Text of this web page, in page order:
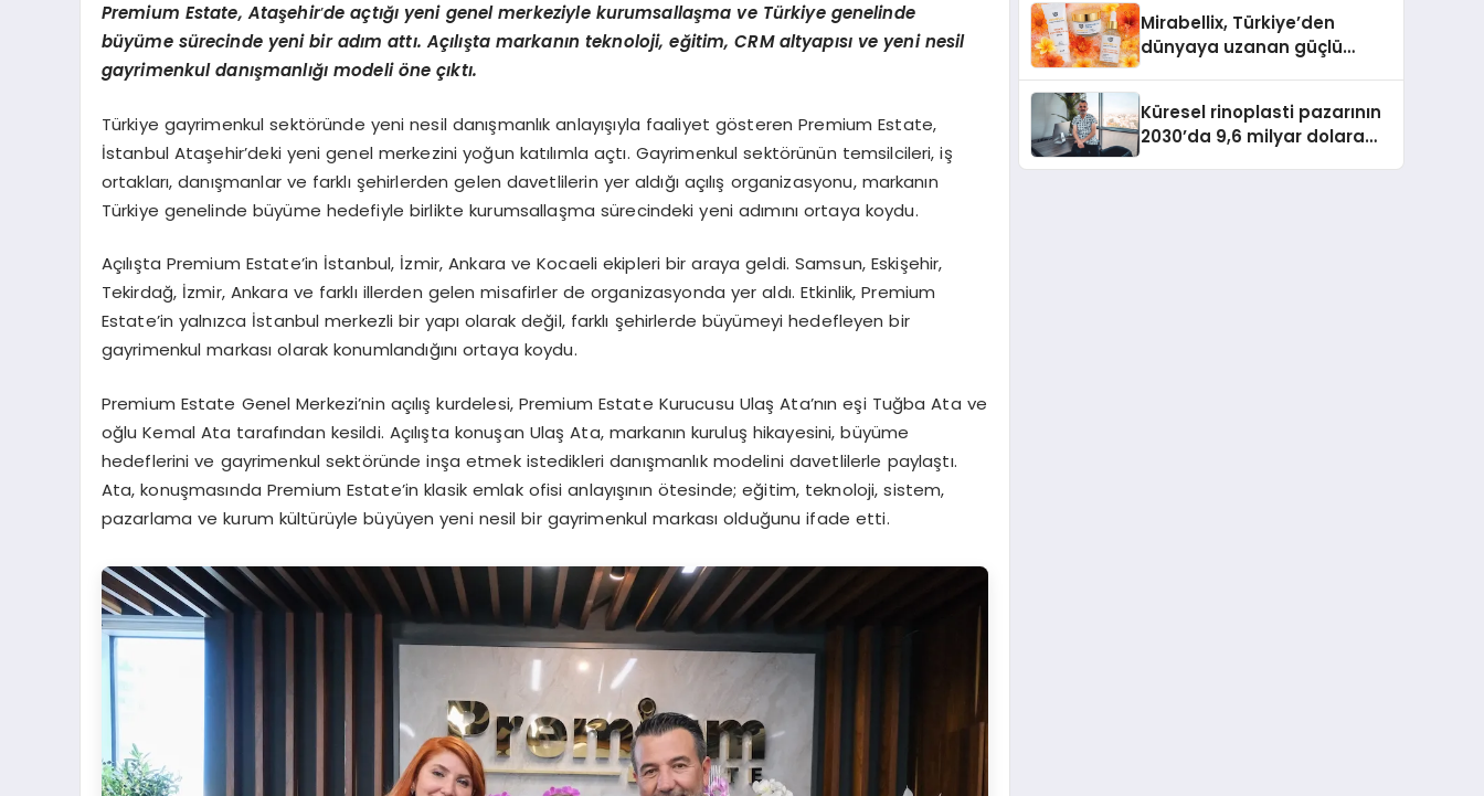
Premium Estate, Ataşehir’de açtığı yeni genel merkeziyle kurumsallaşma ve Türkiye genelinde
büyüme sürecinde yeni bir adım attı. Açılışta markanın teknoloji, eğitim, CRM altyapısı ve yeni nesil
gayrimenkul danışmanlığı modeli öne çıktı.
Türkiye gayrimenkul sektöründe yeni nesil danışmanlık anlayışıyla faaliyet gösteren Premium Estate,
İstanbul Ataşehir’deki yeni genel merkezini yoğun katılımla açtı. Gayrimenkul sektörünün temsilcileri, iş
ortakları, danışmanlar ve farklı şehirlerden gelen davetlilerin yer aldığı açılış organizasyonu, markanın
Türkiye genelinde büyüme hedefiyle birlikte kurumsallaşma sürecindeki yeni adımını ortaya koydu.
Açılışta Premium Estate’in İstanbul, İzmir, Ankara ve Kocaeli ekipleri bir araya geldi. Samsun, Eskişehir,
Tekirdağ, İzmir, Ankara ve farklı illerden gelen misafirler de organizasyonda yer aldı. Etkinlik, Premium
Estate’in yalnızca İstanbul merkezli bir yapı olarak değil, farklı şehirlerde büyümeyi hedefleyen bir
gayrimenkul markası olarak konumlandığını ortaya koydu.
Premium Estate Genel Merkezi’nin açılış kurdelesi, Premium Estate Kurucusu Ulaş Ata’nın eşi Tuğba Ata ve
oğlu Kemal Ata tarafından kesildi. Açılışta konuşan Ulaş Ata, markanın kuruluş hikayesini, büyüme
hedeflerini ve gayrimenkul sektöründe inşa etmek istedikleri danışmanlık modelini davetlilerle paylaştı.
Ata, konuşmasında Premium Estate’in klasik emlak ofisi anlayışının ötesinde; eğitim, teknoloji, sistem,
pazarlama ve kurum kültürüyle büyüyen yeni nesil bir gayrimenkul markası olduğunu ifade etti.
Mirabellix, Türkiye’den
dünyaya uzanan güçlü
Küresel rinoplasti pazarının
2030’da 9,6 milyar dolara